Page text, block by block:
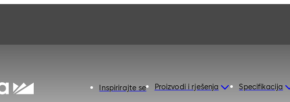
Inspirirajte se Proizvodi i rješenja Specifikacija